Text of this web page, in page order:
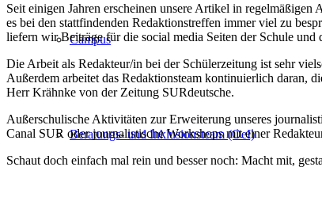
Campus
Beratungs- und Inklusionsteam (OeI)
Seit einigen Jahren erscheinen unsere Artikel in
es bei den stattfindenden Redaktionstreffen immer viel zu
liefern wir Beiträge für die social media Seiten der Schule
Die Arbeit als Redakteur/in bei der Schülerzeitung ist sehr
Außerdem arbeitet das Redaktionsteam kontinuierlich daran,
Herr Krähnke von der Zeitung SURdeutsche.
Außerschulische Aktivitäten zur Erweiterung unseres
Canal SUR oder journalistische Workshops mit einer
Schaut doch einfach mal rein und besser noch: Macht mit,